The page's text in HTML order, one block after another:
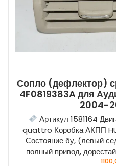
Сопло (дефлектор)
4F0819383A для
2004-
Артикул 1581164
quattro Коробка АКПП
Состояние бу, (левый
полный привод,